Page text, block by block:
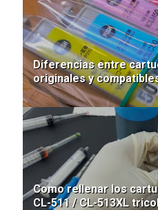
Diferencias entre
originales y
Como rellenar los
CL-511 / CL-513XL